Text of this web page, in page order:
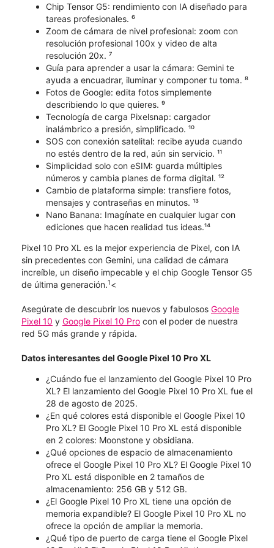
Chip Tensor G5: rendimiento con IA diseñado para
tareas profesionales. ⁶
Zoom de cámara de nivel profesional: zoom con
resolución profesional 100x y video de alta
resolución 20x. ⁷
Guía para aprender a usar la cámara: Gemini te
ayuda a encuadrar, iluminar y componer tu toma. ⁸
Fotos de Google: edita fotos simplemente
describiendo lo que quieres. ⁹
Tecnología de carga Pixelsnap: cargador
inalámbrico a presión, simplificado. ¹⁰
SOS con conexión satelital: recibe ayuda cuando
no estés dentro de la red, aún sin servicio. ¹¹
Simplicidad solo con eSIM: guarda múltiples
números y cambia planes de forma digital. ¹²
Cambio de plataforma simple: transfiere fotos,
mensajes y contraseñas en minutos. ¹³
Nano Banana: Imagínate en cualquier lugar con
ediciones que hacen realidad tus ideas.¹⁴
Pixel 10 Pro XL es la mejor experiencia de Pixel, con IA
sin precedentes con Gemini, una calidad de cámara
increíble, un diseño impecable y el chip Google Tensor G5
de última generación.1<
Asegúrate de descubrir los nuevos y fabulosos Google
Pixel 10 y Google Pixel 10 Pro con el poder de nuestra
red 5G más grande y rápida.
Datos interesantes del Google Pixel 10 Pro XL
¿Cuándo fue el lanzamiento del Google Pixel 10 Pro
XL? El lanzamiento del Google Pixel 10 Pro XL fue el
28 de agosto de 2025.
¿En qué colores está disponible el Google Pixel 10
Pro XL? El Google Pixel 10 Pro XL está disponible
en 2 colores: Moonstone y obsidiana.
¿Qué opciones de espacio de almacenamiento
ofrece el Google Pixel 10 Pro XL? El Google Pixel 10
Pro XL está disponible en 2 tamaños de
almacenamiento: 256 GB y 512 GB.
¿El Google Pixel 10 Pro XL tiene una opción de
memoria expandible? El Google Pixel 10 Pro XL no
ofrece la opción de ampliar la memoria.
¿Qué tipo de puerto de carga tiene el Google Pixel